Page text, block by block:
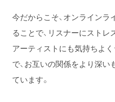
今だからこそ、オンライン
ることで、リスナーにストレ
アーティストにも気持ちよ
で、お互いの関係をより深
ています。